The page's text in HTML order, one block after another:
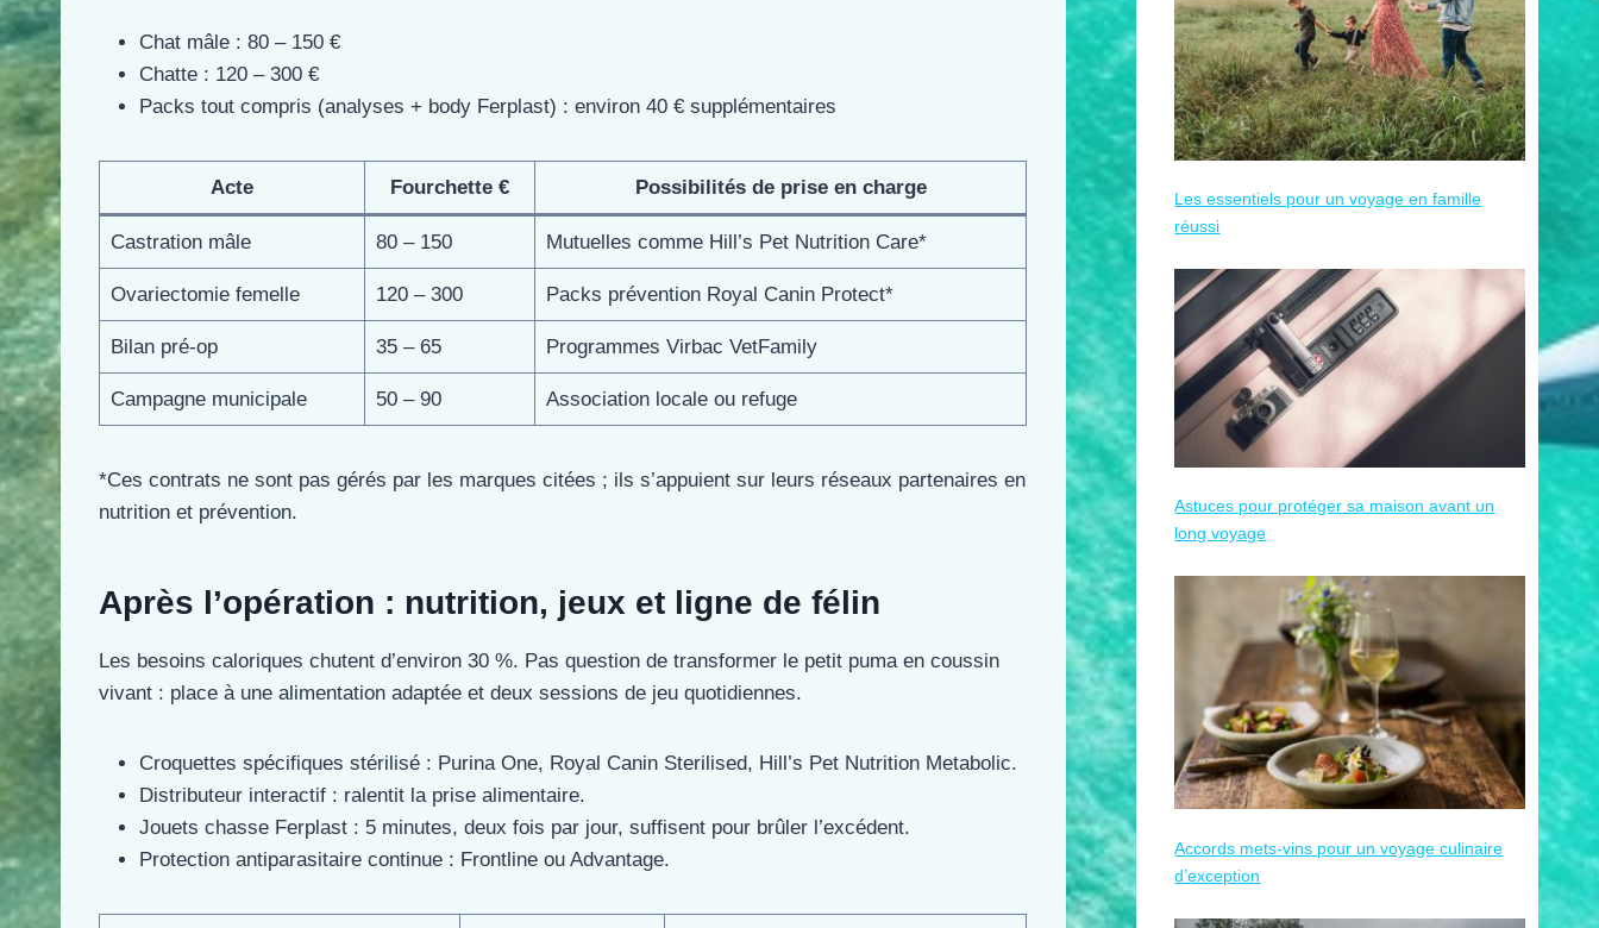
Chat mâle : 80 – 150 €
Chatte : 120 – 300 €
Packs tout compris (analyses + body Ferplast) : environ 40 € supplémentaires
Acte Fourchette € Possibilités de prise en charge
Castration mâle 80 – 150 Mutuelles comme Hill’s Pet Nutrition Care*
Ovariectomie femelle 120 – 300 Packs prévention Royal Canin Protect*
Bilan pré-op 35 – 65 Programmes Virbac VetFamily
Campagne municipale 50 – 90 Association locale ou refuge
*Ces contrats ne sont pas gérés par les marques citées ; ils s’appuient sur leurs réseaux partenaires en
nutrition et prévention.
Après l’opération : nutrition, jeux et ligne de félin
Les besoins caloriques chutent d’environ 30 %. Pas question de transformer le petit puma en coussin
vivant : place à une alimentation adaptée et deux sessions de jeu quotidiennes.
Croquettes spécifiques stérilisé : Purina One, Royal Canin Sterilised, Hill’s Pet Nutrition Metabolic.
Distributeur interactif : ralentit la prise alimentaire.
Jouets chasse Ferplast : 5 minutes, deux fois par jour, suffisent pour brûler l’excédent.
Protection antiparasitaire continue : Frontline ou Advantage.
Les essentiels pour un voyage en famille
réussi
Astuces pour protéger sa maison avant un
long voyage
Accords mets-vins pour un voyage culinaire
d’exception